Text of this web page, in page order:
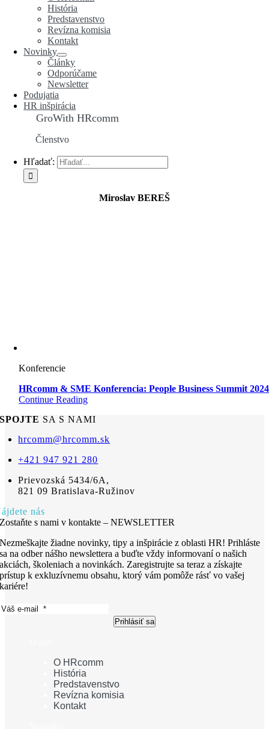
História
Predstavenstvo
Revízna komisia
Kontakt
Novinky
Články
Odporúčame
Newsletter
Podujatia
HR inšpirácia
GroWith HRcomm
Členstvo
Hľadať:
Miroslav BEREŠ
Konferencie
HRcomm & SME Konferencia: People Business Summit 2024
Continue Reading
SPOJTE SA S NAMI
hrcomm@hrcomm.sk
+421 947 921 280
Prievozská 5434/6A,
821 09 Bratislava-Ružinov
nás
Zostaňte s nami v kontakte – NEWSLETTER
Nezmeškajte žiadne novinky, tipy a inšpirácie z oblasti HR! Prihláste
sa na odber nášho newslettera a buďte vždy informovaní o našich
akciách, školeniach a novinkách. Zaregistrujte sa teraz a získajte
prístup k exkluzívnemu obsahu, ktorý vám pomôže rásť vo vašej
kariére!
Prihlásiť sa
O HRcomm
História
Predstavenstvo
Revízna komisia
Kontakt